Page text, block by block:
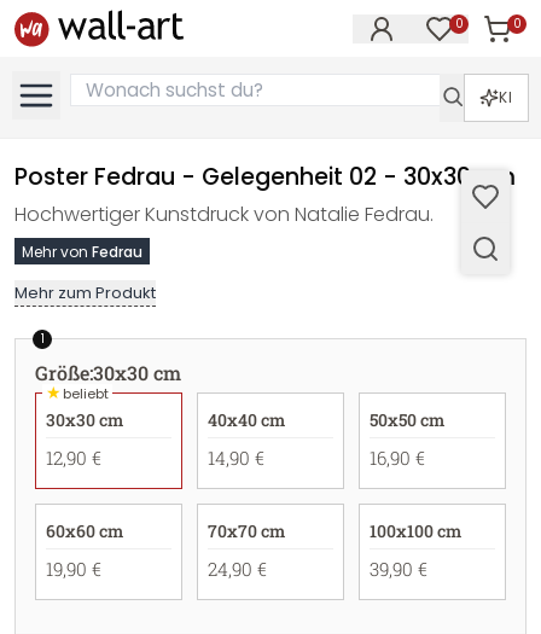
0 0
KI
Poster Fedrau - Gelegenheit 02 - 30x30 cm
Hochwertiger Kunstdruck von Natalie Fedrau.
Mehr von Fedrau
Mehr zum Produkt
1
Größe:30x30 cm
★beliebt
30x30 cm
12,90 €
40x40 cm
14,90 €
50x50 cm
16,90 €
60x60 cm
19,90 €
70x70 cm
24,90 €
100x100 cm
39,90 €